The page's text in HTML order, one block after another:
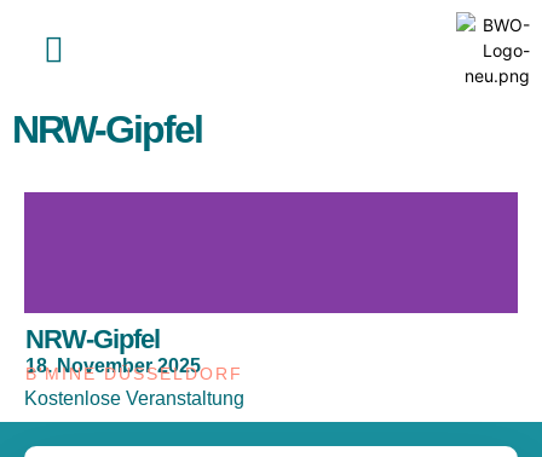
NRW-Gipfel
NRW-Gipfel
18. November 2025
B'MINE DÜSSELDORF
Kostenlose Veranstaltung